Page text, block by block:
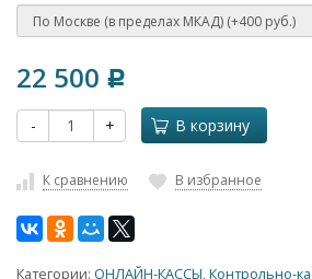
22 500 Р
- + В корзину
К сравнению В избранное
Категории: ОНЛАЙН-КАССЫ,Контрольно-